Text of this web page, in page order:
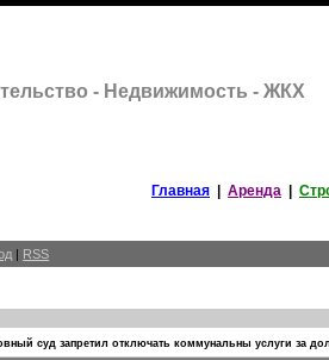
- Недвижимость - ЖКХ
Главная Аренда
RSS
суд запретил отключать коммунальны услуги за